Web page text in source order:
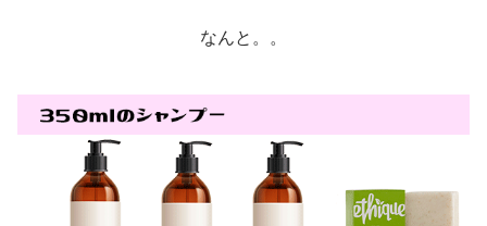
なんと。。